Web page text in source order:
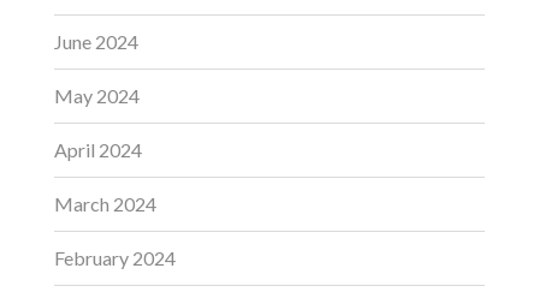
June 2024
May 2024
April 2024
March 2024
February 2024